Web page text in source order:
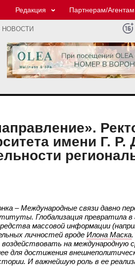
Редакция Партнерам/Агентам
имени Г.
– Международные связи давно
Глобализация превратила
массовой информации
личностей вроде Илона Маска.
на международную
для достижения
И важнейшую роль в ее